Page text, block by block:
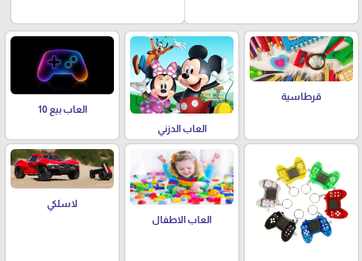
قرطاسية
العاب الدزني
العاب بيع 10
العاب الاطفال
لاسلكي